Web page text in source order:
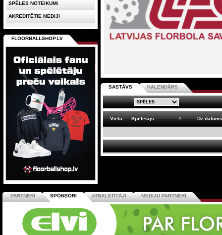
SASTĀVS KALENDĀRS
Vieta Spēlētājs # Dz.datums
SPĒLES NOTEIKUMI
AKREDITĒTIE MEDIJI
FLOORBALLSHOP.LV
PARTNERI SPONSORI ATBALSTĪTĀJI MEDIJU PARTNERI